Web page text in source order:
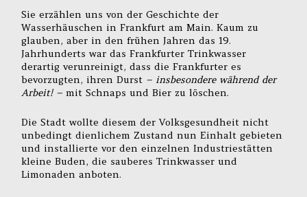
Sie erzählen uns von der Geschichte der
Wasserhäuschen in Frankfurt am Main. Kaum zu
glauben, aber in den frühen Jahren das 19.
Jahrhunderts war das Frankfurter Trinkwasser
derartig verunreinigt, dass die Frankfurter es
bevorzugten, ihren Durst – insbesondere während der
Arbeit! –mit Schnaps und Bier zu löschen.
Die Stadt wollte diesem der Volksgesundheit nicht
unbedingt dienlichem Zustand nun Einhalt gebieten
und installierte vor den einzelnen Industriestätten
kleine Buden, die sauberes Trinkwasser und
Limonaden anboten.